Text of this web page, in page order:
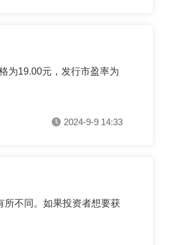
为19.00元，发行市盈率为
2024-9-9 14:33
所不同。如果投资者想要获